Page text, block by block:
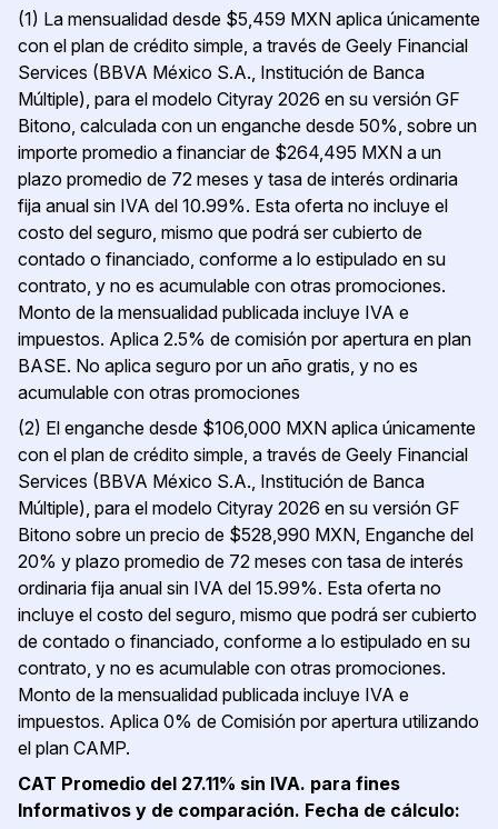
(1) La mensualidad desde $5,459 MXN aplica únicamente
con el plan de crédito simple, a través de Geely Financial
Services (BBVA México S.A., Institución de Banca
Múltiple), para el modelo Cityray 2026 en su versión GF
Bitono, calculada con un enganche desde 50%, sobre un
importe promedio a financiar de $264,495 MXN a un
plazo promedio de 72 meses y tasa de interés ordinaria
fija anual sin IVA del 10.99%. Esta oferta no incluye el
costo del seguro, mismo que podrá ser cubierto de
contado o financiado, conforme a lo estipulado en su
contrato, y no es acumulable con otras promociones.
Monto de la mensualidad publicada incluye IVA e
impuestos. Aplica 2.5% de comisión por apertura en plan
BASE. No aplica seguro por un año gratis, y no es
acumulable con otras promociones
(2) El enganche desde $106,000 MXN aplica únicamente
con el plan de crédito simple, a través de Geely Financial
Services (BBVA México S.A., Institución de Banca
Múltiple), para el modelo Cityray 2026 en su versión GF
Bitono sobre un precio de $528,990 MXN, Enganche del
20% y plazo promedio de 72 meses con tasa de interés
ordinaria fija anual sin IVA del 15.99%. Esta oferta no
incluye el costo del seguro, mismo que podrá ser cubierto
de contado o financiado, conforme a lo estipulado en su
contrato, y no es acumulable con otras promociones.
Monto de la mensualidad publicada incluye IVA e
impuestos. Aplica 0% de Comisión por apertura utilizando
el plan CAMP.
CAT Promedio del 27.11% sin IVA. para fines
Informativos y de comparación. Fecha de cálculo: